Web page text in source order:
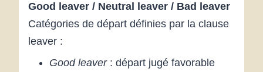
Good leaver / Neutral leaver / Bad leaver
Catégories de départ définies par la clause
leaver :
Good leaver: départ jugé favorable